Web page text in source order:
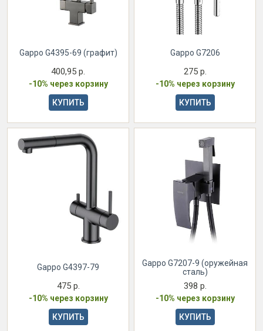
Gappo G4395-69 (графит)
400,95 р.
-10% через корзину
КУПИТЬ
Gappo G7206
275 р.
-10% через корзину
КУПИТЬ
Gappo G4397-79
475 р.
-10% через корзину
КУПИТЬ
Gappo G7207-9 (оружейная
сталь)
398 р.
-10% через корзину
КУПИТЬ